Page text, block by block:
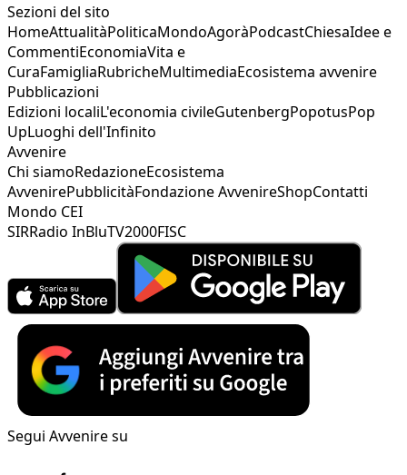
Sezioni del sito
HomeAttualitàPoliticaMondoAgoràPodcastChiesaIdee e
CommentiEconomiaVita e
CuraFamigliaRubricheMultimediaEcosistema avvenire
Pubblicazioni
Edizioni localiL'economia civileGutenbergPopotusPop
UpLuoghi dell'Infinito
Avvenire
Chi siamoRedazioneEcosistema
AvvenirePubblicitàFondazione AvvenireShopContatti
Mondo CEI
SIRRadio InBluTV2000FISC
Segui Avvenire su